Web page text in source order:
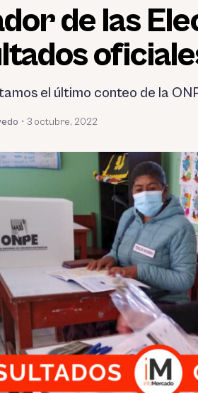
de las
el último conteo de la
• 3 octubre, 2022